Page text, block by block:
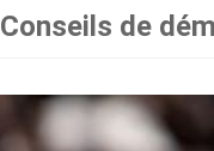
Conseils de